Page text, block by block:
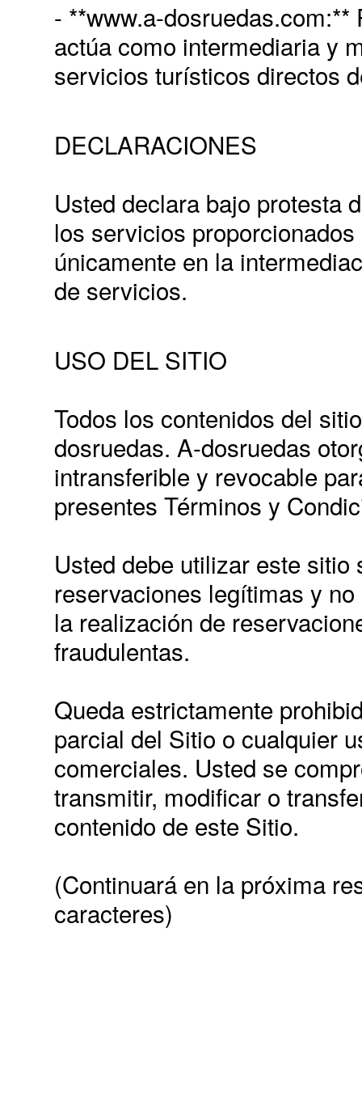
- **www.a-
actúa como intermediaria y
servicios turísticos directos
DECLARACIONES
Usted declara bajo protesta
los servicios
únicamente en la
de servicios.
USO DEL SITIO
Todos los contenidos del
dosruedas. A-dosruedas
intransferible y revocable
presentes Términos y
Usted debe utilizar este
reservaciones legítimas y
la realización de
fraudulentas.
Queda estrictamente
parcial del Sitio o cualquier
comerciales. Usted se
transmitir, modificar o
contenido de este Sitio.
(Continuará en la próxima
caracteres)